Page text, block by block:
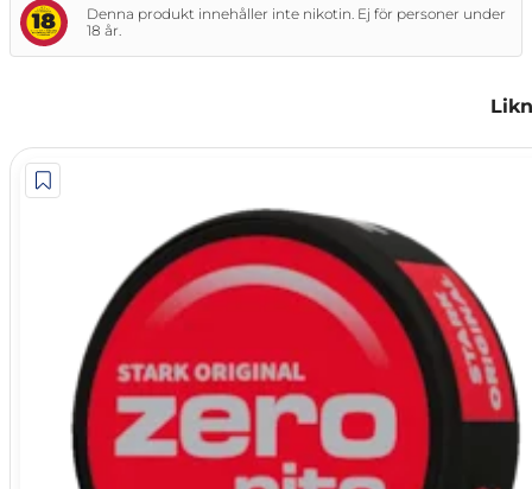
Denna produkt innehåller inte nikotin. Ej för personer under
18 år.